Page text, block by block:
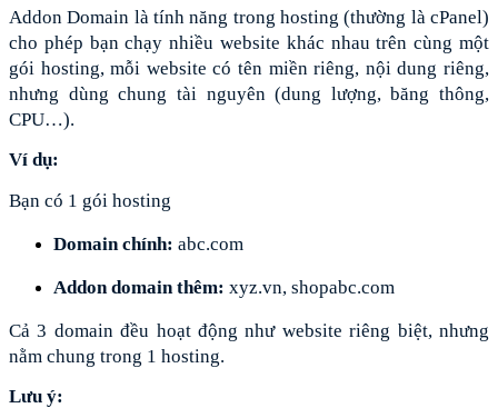
Addon Domain là tính năng trong hosting (thường là cPanel)
cho phép bạn chạy nhiều website khác nhau trên cùng một
gói hosting, mỗi website có tên miền riêng, nội dung riêng,
nhưng dùng chung tài nguyên (dung lượng, băng thông,
CPU…).
Ví dụ:
Bạn có 1 gói hosting
Domain chính: abc.com
Addon domain thêm: xyz.vn, shopabc.com
Cả 3 domain đều hoạt động như website riêng biệt, nhưng
nằm chung trong 1 hosting.
Lưu ý: